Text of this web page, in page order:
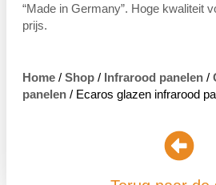
“Made in Germany”. Hoge kwaliteit
prijs.
Home / Shop / Infrarood panelen /
panelen / Ecaros glazen infrarood